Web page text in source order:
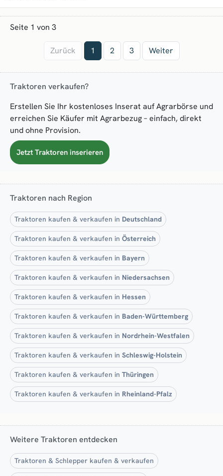
Seite 1 von 3
Zurück 1 2 3 Weiter
Traktoren verkaufen?
Erstellen Sie Ihr kostenloses Inserat auf Agrarbörse und
erreichen Sie Käufer mit Agrarbezug – einfach, direkt
und ohne Provision.
Jetzt Traktoren inserieren
Traktoren nach Region
Traktoren kaufen & verkaufen in Deutschland
Traktoren kaufen & verkaufen in Österreich
Traktoren kaufen & verkaufen in Bayern
Traktoren kaufen & verkaufen in Niedersachsen
Traktoren kaufen & verkaufen in Hessen
Traktoren kaufen & verkaufen in Baden-Württemberg
Traktoren kaufen & verkaufen in Nordrhein-Westfalen
Traktoren kaufen & verkaufen in Schleswig-Holstein
Traktoren kaufen & verkaufen in Thüringen
Traktoren kaufen & verkaufen in Rheinland-Pfalz
Weitere Traktoren entdecken
Traktoren & Schlepper kaufen & verkaufen